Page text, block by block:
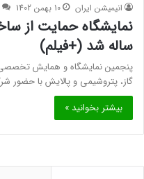
انیمیشن ایران 10 بهمن 1402
ساله شد (+فیلم)
پنجمین نمایشگاه و همایش
گاز، پتروشیمی و پالایش با حضور
بیشتر بخوانید »